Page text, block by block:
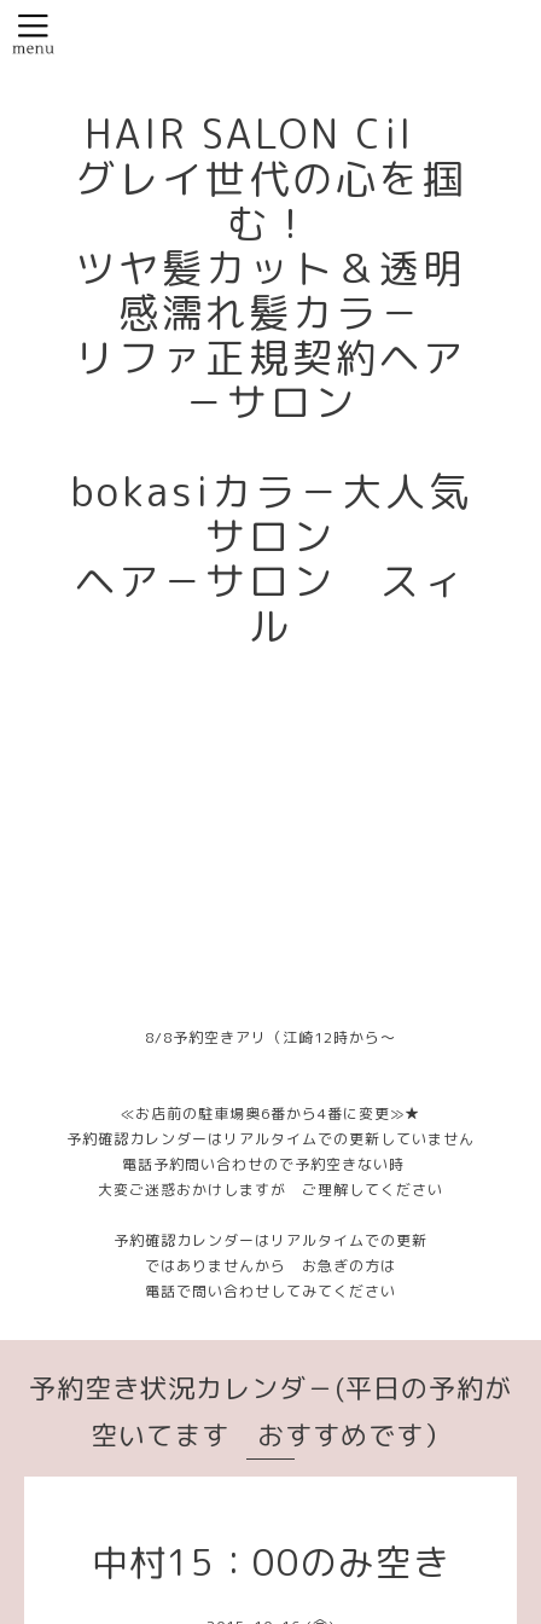
HAIR SALON Cil
グレイ世代の心を掴
む！
ツヤ髪カット＆透明
感濡れ髪カラ－
リファ正規契約ヘア
－サロン
bokasiカラ－大人気
サロン
ヘア－サロン スィ
ル
8/8予約空きアリ（江崎12時から～
≪お店前の駐車場奥6番から4番に変更≫★
予約確認カレンダーはリアルタイムでの更新していません
電話予約問い合わせので予約空きない時
大変ご迷惑おかけしますが ご理解してください
予約確認カレンダーはリアルタイムでの更新
ではありませんから お急ぎの方は
電話で問い合わせしてみてください
予約空き状況カレンダ－(平日の予約が
空いてます おすすめです）
中村15：00のみ空き